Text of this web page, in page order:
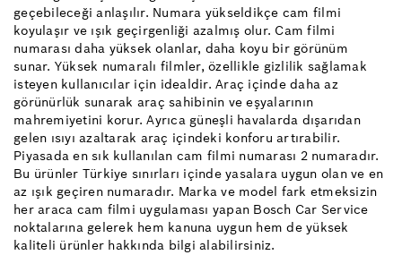
geçebileceği anlaşılır. Numara yükseldikçe cam filmi
koyulaşır ve ışık geçirgenliği azalmış olur. Cam filmi
numarası daha yüksek olanlar, daha koyu bir görünüm
sunar. Yüksek numaralı filmler, özellikle gizlilik sağlamak
isteyen kullanıcılar için idealdir. Araç içinde daha az
görünürlük sunarak araç sahibinin ve eşyalarının
mahremiyetini korur. Ayrıca güneşli havalarda dışarıdan
gelen ısıyı azaltarak araç içindeki konforu artırabilir.
Piyasada en sık kullanılan cam filmi numarası 2 numaradır.
Bu ürünler Türkiye sınırları içinde yasalara uygun olan ve en
az ışık geçiren numaradır. Marka ve model fark etmeksizin
her araca cam filmi uygulaması yapan Bosch Car Service
noktalarına gelerek hem kanuna uygun hem de yüksek
kaliteli ürünler hakkında bilgi alabilirsiniz.